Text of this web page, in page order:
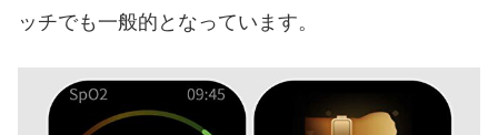
ッチでも一般的となっています。